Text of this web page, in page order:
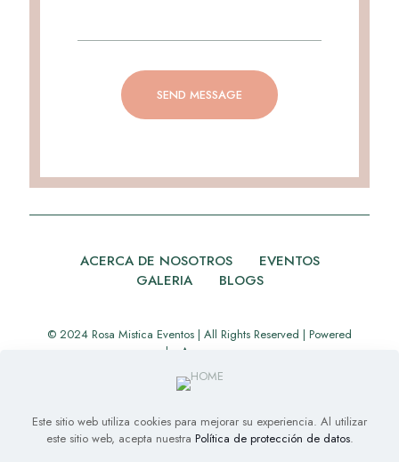
ACERCA DE NOSOTROS
EVENTOS
GALERIA
BLOGS
© 2024 Rosa Mistica Eventos | All Rights Reserved | Powered
by
Appverse
Este sitio web utiliza cookies para mejorar su experiencia. Al utilizar
este sitio web, acepta nuestra Política de protección de datos.